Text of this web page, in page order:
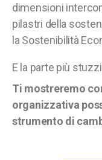
dimensioni
pilastri della
la Sostenibilità
E la parte più
Ti mostreremo
organizzativa
strumento di